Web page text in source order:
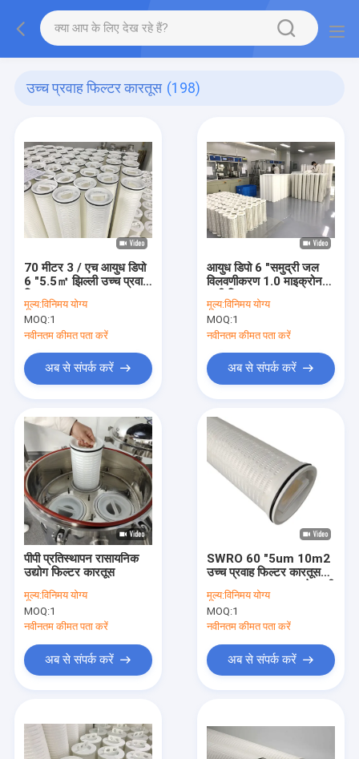
उच्च प्रवाह फिल्टर कारतूस (198)
70 मीटर 3 / एच आयुध डिपो
6 "5.5㎡ झिल्ली उच्च प्रवाह
फिल्टर कारतूस
मूल्य:विनिमय योग्य
MOQ:1
नवीनतम कीमत पता करें
अब से संपर्क करें
आयुध डिपो 6 "समुद्री जल
विलवणीकरण 1.0 माइक्रोन
पानी फ़िल्टर
मूल्य:विनिमय योग्य
MOQ:1
नवीनतम कीमत पता करें
अब से संपर्क करें
पीपी प्रतिस्थापन रासायनिक
उद्योग फिल्टर कारतूस
मूल्य:विनिमय योग्य
MOQ:1
नवीनतम कीमत पता करें
अब से संपर्क करें
SWRO 60 "5um 10m2
उच्च प्रवाह फिल्टर कारतूस
110m3 / Hr समुद्र के पानी
के विलवणीकरण के लिए
मूल्य:विनिमय योग्य
MOQ:1
नवीनतम कीमत पता करें
अब से संपर्क करें